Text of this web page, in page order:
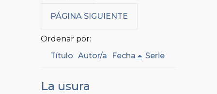
PÁGINA SIGUIENTE
Ordenar por:
Título Autor/a Fecha Serie
La usura